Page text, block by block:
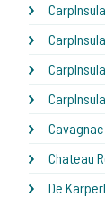
Cavagnac
Chateau
De